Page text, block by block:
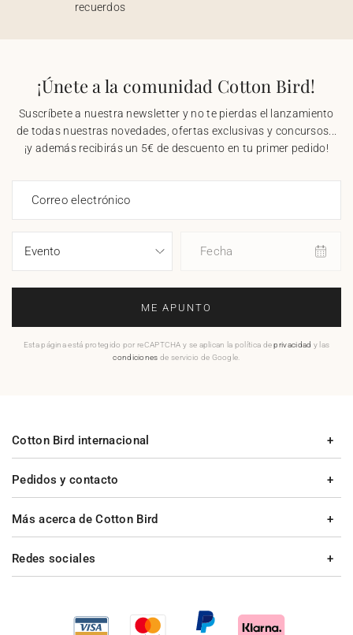
recuerdos
¡Únete a la comunidad Cotton Bird!
Suscríbete a nuestra newsletter y no te pierdas el lanzamiento
de todas nuestras novedades, ofertas exclusivas y concursos...
¡y además recibirás un 5€ de descuento en tu primer pedido!
Correo electrónico
Fecha
ME APUNTO
Esta página está protegido por reCAPTCHA y se aplican la política deprivacidad y las
condiciones de servicio de Google.
Pedidos y contacto
Más acerca de Cotton Bird
Cotton Bird internacional
Redes sociales